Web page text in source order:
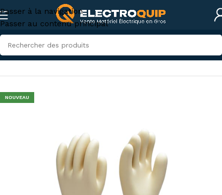
Passer à la navigation
Passer au contenu principal
Accueil/Sécurité/Équipement sécurité électrique
NOUVEAU